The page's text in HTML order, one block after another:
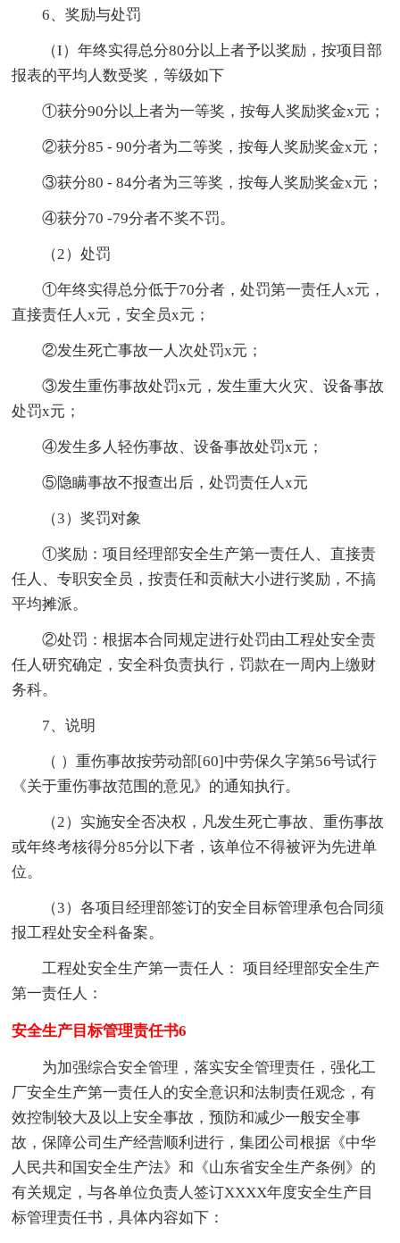
6、奖励与处罚
（I）年终实得总分80分以上者予以奖励，按项目部
报表的平均人数受奖，等级如下
①获分90分以上者为一等奖，按每人奖励奖金x元；
②获分85 - 90分者为二等奖，按每人奖励奖金x元；
③获分80 - 84分者为三等奖，按每人奖励奖金x元；
④获分70 -79分者不奖不罚。
（2）处罚
①年终实得总分低于70分者，处罚第一责任人x元，
直接责任人x元，安全员x元；
②发生死亡事故一人次处罚x元；
③发生重伤事故处罚x元，发生重大火灾、设备事故
处罚x元；
④发生多人轻伤事故、设备事故处罚x元；
⑤隐瞒事故不报查出后，处罚责任人x元
（3）奖罚对象
①奖励：项目经理部安全生产第一责任人、直接责
任人、专职安全员，按责任和贡献大小进行奖励，不搞
平均摊派。
②处罚：根据本合同规定进行处罚由工程处安全责
任人研究确定，安全科负责执行，罚款在一周内上缴财
务科。
7、说明
（ ）重伤事故按劳动部[60]中劳保久字第56号试行
《关于重伤事故范围的意见》的通知执行。
（2）实施安全否决权，凡发生死亡事故、重伤事故
或年终考核得分85分以下者，该单位不得被评为先进单
位。
（3）各项目经理部签订的安全目标管理承包合同须
报工程处安全科备案。
工程处安全生产第一责任人： 项目经理部安全生产
第一责任人：
安全生产目标管理责任书6
为加强综合安全管理，落实安全管理责任，强化工
厂安全生产第一责任人的安全意识和法制责任观念，有
效控制较大及以上安全事故，预防和减少一般安全事
故，保障公司生产经营顺利进行，集团公司根据《中华
人民共和国安全生产法》和《山东省安全生产条例》的
有关规定，与各单位负责人签订XXXX年度安全生产目
标管理责任书，具体内容如下：